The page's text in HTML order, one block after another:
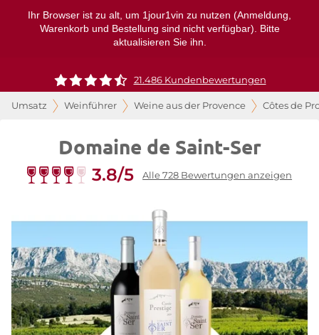
Ihr Browser ist zu alt, um 1jour1vin zu nutzen (Anmeldung,
Warenkorb und Bestellung sind nicht verfügbar). Bitte
aktualisieren Sie ihn.
21.486 Kundenbewertungen
Umsatz Weinführer Weine aus der Provence Côtes de
Domaine de Saint-Ser
3.8/5 Alle 728 Bewertungen anzeigen